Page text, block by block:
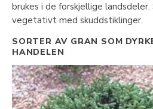
brukes i de forskjellige
vegetativt med skuddstiklinger.
SORTER AV GRAN SOM
HANDELEN